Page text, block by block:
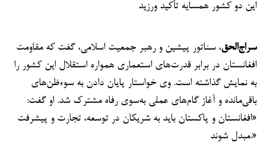
این دو کشور همسایه تأکید ورزید
سراج‌الحق، سناتور پیشین و رهبر جمعیت اسلامی، گفت که مقاومت
افغانستان در برابر قدرت‌های استعماری همواره استقلال این کشور را
به نمایش گذاشته است. وی خواستار پایان دادن به سوءظن‌های
باقی‌مانده و آغاز گام‌های عملی به‌سوی رفاه مشترک شد. او گفت:
«افغانستان و پاکستان باید به شریکان در توسعه، تجارت و پیشرفت
مبدل شوند.»